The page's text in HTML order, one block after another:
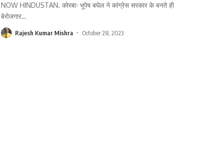
NOW HINDUSTAN. कोरबाः भूपेष बघेल ने कांग्रेस सरकार के बनते ही
बेरोजगार…
Rajesh Kumar Mishra October 28, 2023